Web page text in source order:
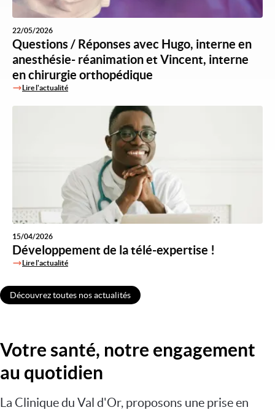
22/05/2026
Questions / Réponses avec Hugo, interne en
anesthésie- réanimation et Vincent, interne
en chirurgie orthopédique
Lire l'actualité
15/04/2026
Développement de la télé-expertise !
Lire l'actualité
Découvrez toutes nos actualités
Votre santé, notre engagement
au quotidien
La Clinique du Val d'Or, proposons une prise en